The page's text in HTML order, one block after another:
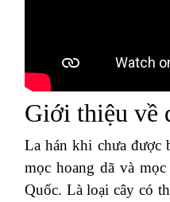
Giới thiệu về
La hán khi chưa được
mọc hoang dã và
Quốc. Là loại cây có